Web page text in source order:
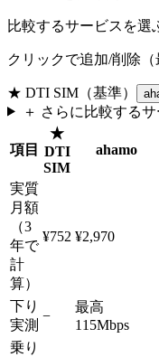
比較するサービスを選
クリックで追加/削除（
★ DTI SIM （基準）
＋ さらに比較する
項目
★
DTI
SIM
ahamo
実質
月額
（3
年で
計
算）
¥752 ¥2,970
下り
実測
−
最高
115Mbps
乗り